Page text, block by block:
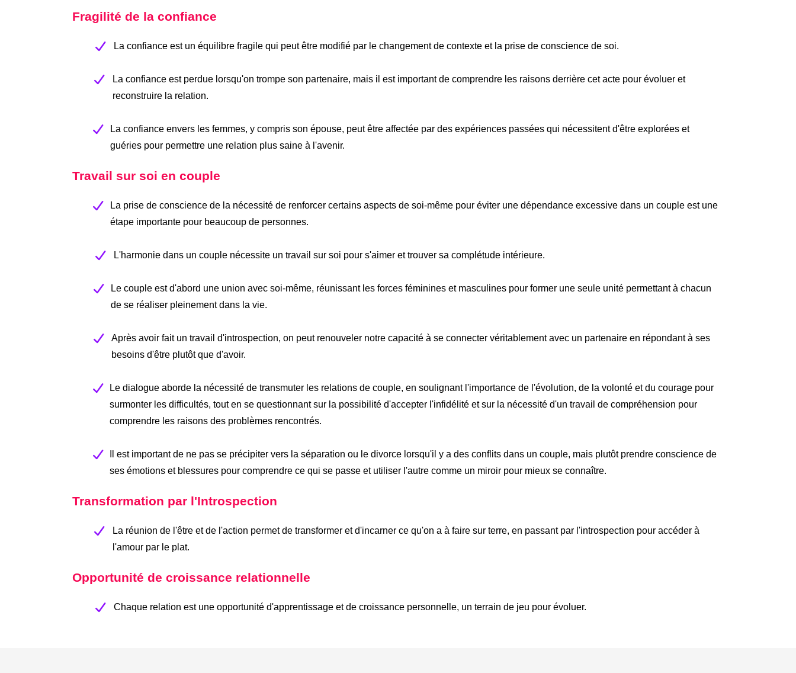
Fragilité de la confiance
La confiance est un équilibre fragile qui peut être modifié par le changement de contexte et la prise de conscience de soi.
La confiance est perdue lorsqu'on trompe son partenaire, mais il est important de comprendre les raisons derrière cet acte pour évoluer et
reconstruire la relation.
La confiance envers les femmes, y compris son épouse, peut être affectée par des expériences passées qui nécessitent d'être explorées et
guéries pour permettre une relation plus saine à l'avenir.
Travail sur soi en couple
La prise de conscience de la nécessité de renforcer certains aspects de soi-même pour éviter une dépendance excessive dans un couple est une
étape importante pour beaucoup de personnes.
L'harmonie dans un couple nécessite un travail sur soi pour s'aimer et trouver sa complétude intérieure.
Le couple est d'abord une union avec soi-même, réunissant les forces féminines et masculines pour former une seule unité permettant à chacun
de se réaliser pleinement dans la vie.
Après avoir fait un travail d'introspection, on peut renouveler notre capacité à se connecter véritablement avec un partenaire en répondant à ses
besoins d'être plutôt que d'avoir.
Le dialogue aborde la nécessité de transmuter les relations de couple, en soulignant l'importance de l'évolution, de la volonté et du courage pour
surmonter les difficultés, tout en se questionnant sur la possibilité d'accepter l'infidélité et sur la nécessité d'un travail de compréhension pour
comprendre les raisons des problèmes rencontrés.
Il est important de ne pas se précipiter vers la séparation ou le divorce lorsqu'il y a des conflits dans un couple, mais plutôt prendre conscience de
ses émotions et blessures pour comprendre ce qui se passe et utiliser l'autre comme un miroir pour mieux se connaître.
Transformation par l'Introspection
La réunion de l'être et de l'action permet de transformer et d'incarner ce qu'on a à faire sur terre, en passant par l'introspection pour accéder à
l'amour par le plat.
Opportunité de croissance relationnelle
Chaque relation est une opportunité d'apprentissage et de croissance personnelle, un terrain de jeu pour évoluer.